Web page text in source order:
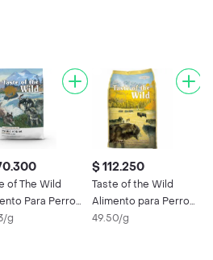
of The Wild
Para Perro
Cachorros
g
$ 112.250
Taste of the Wild
Alimento para Perro
Adulto High Prairie
49.50/g